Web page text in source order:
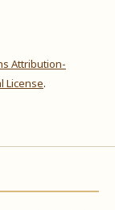
Attribution-
License.